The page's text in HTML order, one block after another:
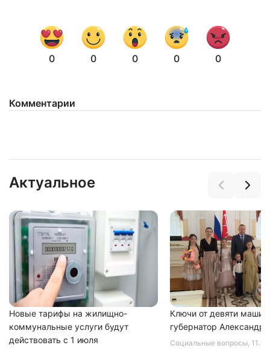
0 0 0 0 0
Комментарии
Актуальное
Новые тарифы на жилищно-
коммунальные услуги будут
действовать с 1 июля
Социальные вопросы,
Ключи от девяти машин
губернатор Александр
Нажимая на кнопку "Отправить" вы
соглашаетесь сполитикой конфиденциальности